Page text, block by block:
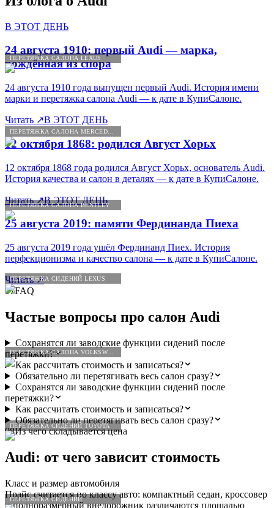
ПЕРЕТЯЖКА САЛОНА LEXUS
ПЕРЕТЯЖКА САЛОНА BENTLEY
ПЕРЕТЯЖКА СИДЕНИЙ LEXUS
ПЕРЕТЯЖКА САЛОНА VOLKSWAGEN
ПЕРЕТЯЖКА СИДЕНИЙ TOYOTA
ПЕРЕТЯЖКА СИДЕНИЙ
В ЭТОТ ДЕНЬ
24 августа 1910: первый Audi — марка,
рождённая из спора
24 августа 1910 года выпущен первый Audi. История имени
марки и перетяжка салона Audi — к дате в КупиСалоне.
Читать ↗В ЭТОТ ДЕНЬ
12 октября 1868: родился Август Хорьх
12 октября 1868 года родился Август Хорьх, основатель Audi.
История качества и салон в деталях — к дате в КупиСалоне.
Читать↗В ЭТОТ ДЕНЬ
25 августа 2019: памяти Фердинанда Пиеха
25 августа 2019 года ушёл Фердинанд Пиех. История
перфекционизма и качество салона — к дате в КупиСалоне.
Читать↗
07FAQ
Частые вопросы про салон Audi
Сохранятся ли заводские функции сидений после
перетяжки?
Как рассчитать стоимость и записаться?
Обязательно ли перетягивать весь салон сразу?
Сохранятся ли заводские функции сидений после
перетяжки?
Как рассчитать стоимость и записаться?
Обязательно ли перетягивать весь салон сразу?
08Из чего складывается цена
Audi: от чего зависит стоимость
Класс и размер автомобиля
Прайс считается по классу авто: компактный седан, кроссовер
и полноразмерный внедорожник различаются площадью